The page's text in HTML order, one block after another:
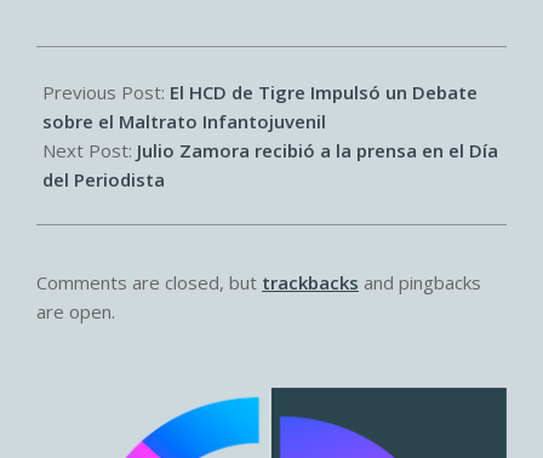
06-
11
Previous Post: El HCD de Tigre Impulsó un Debate
sobre el Maltrato Infantojuvenil
Next Post: Julio Zamora recibió a la prensa en el Día
del Periodista
Comments are closed, but trackbacks and pingbacks
are open.